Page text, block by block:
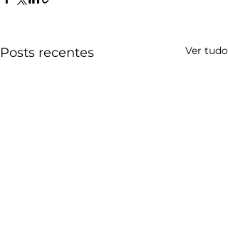
Posts recentes Ver tudo